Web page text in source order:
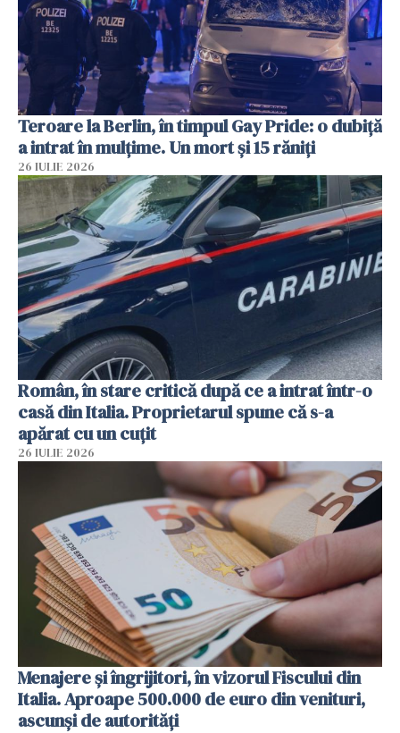
Teroare la Berlin, în timpul Gay Pride: o dubiță
a intrat în mulțime. Un mort și 15 răniți
26 IULIE 2026
Român, în stare critică după ce a intrat într-o
casă din Italia. Proprietarul spune că s-a
apărat cu un cuțit
26 IULIE 2026
Menajere și îngrijitori, în vizorul Fiscului din
Italia. Aproape 500.000 de euro din venituri,
ascunși de autorități